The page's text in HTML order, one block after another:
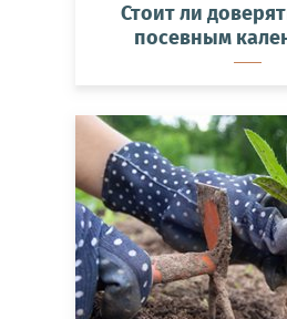
Стоит ли
посевным